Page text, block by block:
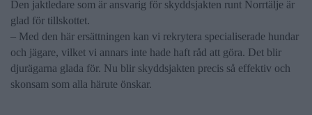
Den jaktledare som är ansvarig för skyddsjakten runt Norrtälje är
glad för tillskottet.
– Med den här ersättningen kan vi rekrytera specialiserade hundar
och jägare, vilket vi annars inte hade haft råd att göra. Det blir
djurägarna glada för. Nu blir skyddsjakten precis så effektiv och
skonsam som alla härute önskar.